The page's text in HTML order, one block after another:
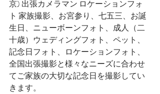
京) 出張カメラマン ロケーションフォ
ト 家族撮影、お宮参り、七五三、お誕
生日、ニューボーンフォト、成人（二
十歳）ウェディングフォト、ペット、
記念日フォト、ロケーションフォト、​
全国出張撮影と様々なニーズに合わせ
てご家族の大切な記念日を撮影してい
きます。